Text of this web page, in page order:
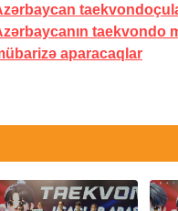
taekvondo
aparacaqlar